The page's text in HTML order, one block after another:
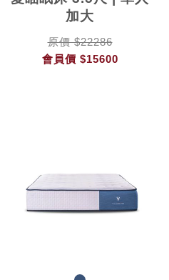
加大
原價 $22286
會員價 $15600